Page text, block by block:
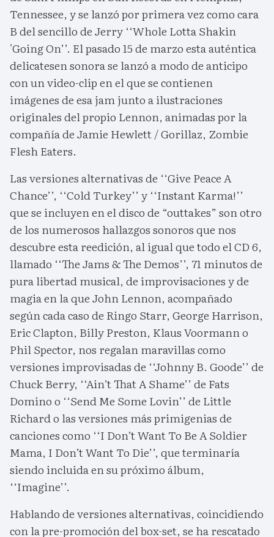
Tennessee, y se lanzó por primera vez como cara
B del sencillo de Jerry ‘‘Whole Lotta Shakin
'Going On’’. El pasado 15 de marzo esta auténtica
delicatesen sonora se lanzó a modo de anticipo
con un video-clip en el que se contienen
imágenes de esa jam junto a ilustraciones
originales del propio Lennon, animadas por la
compañía de Jamie Hewlett / Gorillaz, Zombie
Flesh Eaters.
Las versiones alternativas de ‘‘Give Peace A
Chance’’, ‘‘Cold Turkey’’ y ‘‘Instant Karma!’’
que se incluyen en el disco de “outtakes” son otro
de los numerosos hallazgos sonoros que nos
descubre esta reedición, al igual que todo el CD 6,
llamado ‘‘The Jams & The Demos’’, 71 minutos de
pura libertad musical, de improvisaciones y de
magia en la que John Lennon, acompañado
según cada caso de Ringo Starr, George Harrison,
Eric Clapton, Billy Preston, Klaus Voormann o
Phil Spector, nos regalan maravillas como
versiones improvisadas de ‘‘Johnny B. Goode’’ de
Chuck Berry, ‘‘Ain’t That A Shame’’ de Fats
Domino o ‘‘Send Me Some Lovin’’ de Little
Richard o las versiones más primigenias de
canciones como ‘‘I Don’t Want To Be A Soldier
Mama, I Don’t Want To Die’’, que terminaría
siendo incluida en su próximo álbum,
‘‘Imagine’’.
Hablando de versiones alternativas, coincidiendo
con la pre-promoción del box-set, se ha rescatado